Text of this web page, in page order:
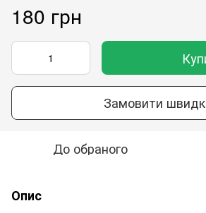
180 грн
Замовити
До обраного
Опис